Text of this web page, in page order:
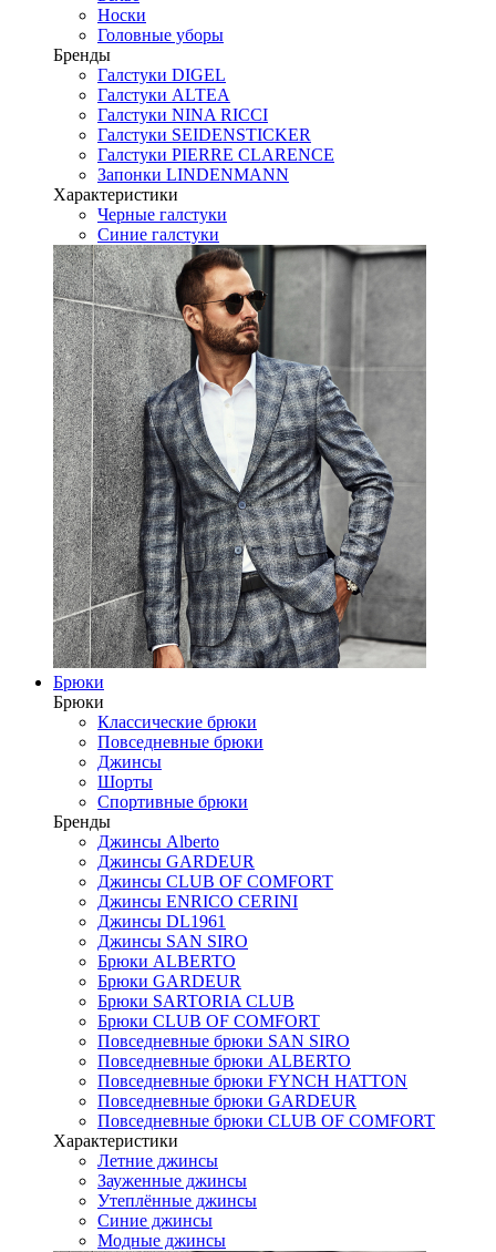
Носки
Головные уборы
Бренды
Галстуки DIGEL
Галстуки ALTEA
Галстуки NINA RICCI
Галстуки SEIDENSTICKER
Галстуки PIERRE CLARENCE
Запонки LINDENMANN
Характеристики
Черные галстуки
Синие галстуки
Брюки
Брюки
Классические брюки
Повседневные брюки
Джинсы
Шорты
Спортивные брюки
Бренды
Джинсы Alberto
Джинсы GARDEUR
Джинсы CLUB OF COMFORT
Джинсы ENRICO CERINI
Джинсы DL1961
Джинсы SAN SIRO
Брюки ALBERTO
Брюки GARDEUR
Брюки SARTORIA CLUB
Брюки CLUB OF COMFORT
Повседневные брюки SAN SIRO
Повседневные брюки ALBERTO
Повседневные брюки FYNCH HATTON
Повседневные брюки GARDEUR
Повседневные брюки CLUB OF COMFORT
Характеристики
Летние джинсы
Зауженные джинсы
Утеплённые джинсы
Синие джинсы
Модные джинсы